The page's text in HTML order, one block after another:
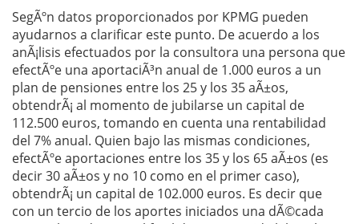
SegÃºn datos proporcionados por KPMG pueden
ayudarnos a clarificar este punto. De acuerdo a los
anÃ¡lisis efectuados por la consultora una persona que
efectÃºe una aportaciÃ³n anual de 1.000 euros a un
plan de pensiones entre los 25 y los 35 aÃ±os,
obtendrÃ¡ al momento de jubilarse un capital de
112.500 euros, tomando en cuenta una rentabilidad
del 7% anual. Quien bajo las mismas condiciones,
efectÃºe aportaciones entre los 35 y los 65 aÃ±os (es
decir 30 aÃ±os y no 10 como en el primer caso),
obtendrÃ¡ un capital de 102.000 euros. Es decir que
con un tercio de los aportes iniciados una dÃ©cada